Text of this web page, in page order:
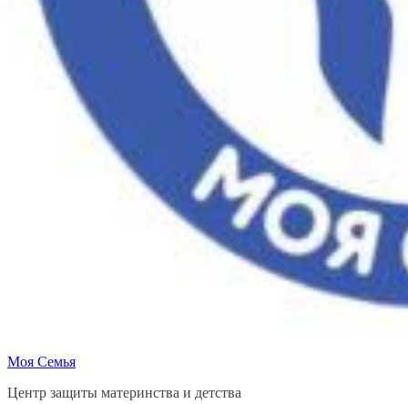
Моя Семья
Центр защиты материнства и детства